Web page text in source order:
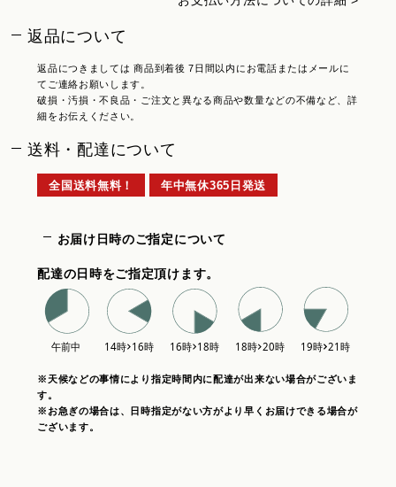
返品について
返品につきましては 商品到着後 7日間以内にお電話またはメールに
てご連絡お願いします。
破損・汚損・不良品・ご注文と異なる商品や数量などの不備など、詳
細をお伝えください。
送料・配達について
全国送料無料！ 年中無休365日発送
お届け日時のご指定について
配達の日時をご指定頂けます。
※天候などの事情により指定時間内に配達が出来ない場合がございま
す。
※お急ぎの場合は、日時指定がない方がより早くお届けできる場合が
ございます。